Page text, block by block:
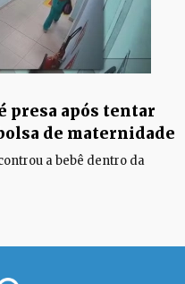
presa após tentar
de maternidade
a bebê dentro da